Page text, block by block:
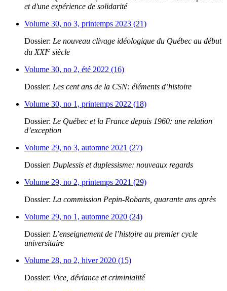
et d'une expérience de solidarité
Volume 30, no 3, printemps 2023 (21)
Dossier: Le nouveau clivage idéologique du Québec au début
du XXIe siècle
Volume 30, no 2, été 2022 (16)
Dossier: Les cent ans de la CSN: éléments d’histoire
Volume 30, no 1, printemps 2022 (18)
Dossier: Le Québec et la France depuis 1960: une relation
d’exception
Volume 29, no 3, automne 2021 (27)
Dossier: Duplessis et duplessisme: nouveaux regards
Volume 29, no 2, printemps 2021 (29)
Dossier: La commission Pepin-Robarts, quarante ans après
Volume 29, no 1, automne 2020 (24)
Dossier: L’enseignement de l’histoire au premier cycle
universitaire
Volume 28, no 2, hiver 2020 (15)
Dossier: Vice, déviance et criminialité